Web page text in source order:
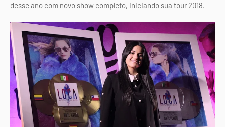
desse ano com novo show completo, iniciando sua tour 2018.